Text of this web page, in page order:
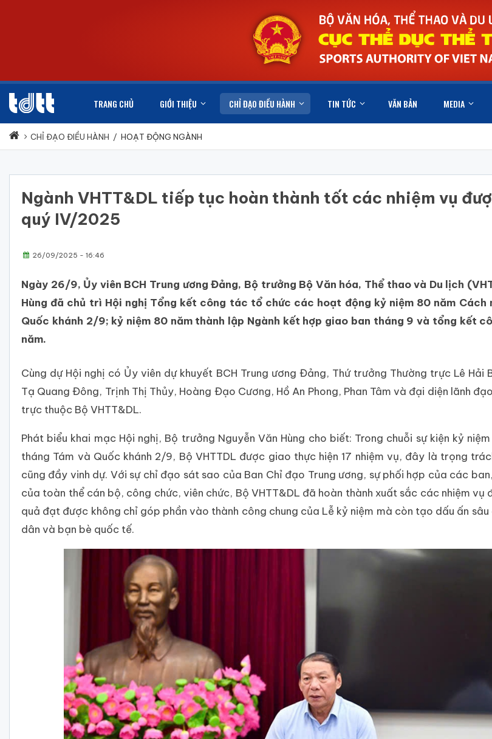
TRANG CHỦ GIỚI THIỆU CHỈ ĐẠO ĐIỀU HÀNH TIN TỨC VĂN BẢN MEDIA
CHỈ ĐẠO ĐIỀU HÀNH / HOẠT ĐỘNG NGÀNH
Ngành VHTT&DL tiếp tục hoàn thành tốt các nhiệm vụ
quý IV/2025
26/09/2025 - 16:46
Ngày 26/9, Ủy viên BCH Trung ương Đảng, Bộ trưởng Bộ Văn hóa, Thể thao và Du lịch
Hùng đã chủ trì Hội nghị Tổng kết công tác tổ chức các hoạt động kỷ niệm 80 năm Cách
Quốc khánh 2/9; kỷ niệm 80 năm thành lập Ngành kết hợp giao ban tháng 9 và tổng kết
năm.
Cùng dự Hội nghị có Ủy viên dự khuyết BCH Trung ương Đảng, Thứ trưởng Thường trực Lê Hải
Tạ Quang Đông, Trịnh Thị Thủy, Hoàng Đạo Cương, Hồ An Phong, Phan Tâm và đại diện lãnh
trực thuộc Bộ VHTT&DL.
Phát biểu khai mạc Hội nghị, Bộ trưởng Nguyễn Văn Hùng cho biết: Trong chuỗi sự kiện kỷ
tháng Tám và Quốc khánh 2/9, Bộ VHTTDL được giao thực hiện 17 nhiệm vụ, đây là trọng
cũng đầy vinh dự. Với sự chỉ đạo sát sao của Ban Chỉ đạo Trung ương, sự phối hợp của các
của toàn thể cán bộ, công chức, viên chức, Bộ VHTT&DL đã hoàn thành xuất sắc các nhiệm vụ
quả đạt được không chỉ góp phần vào thành công chung của Lễ kỷ niệm mà còn tạo dấu ấn
dân và bạn bè quốc tế.